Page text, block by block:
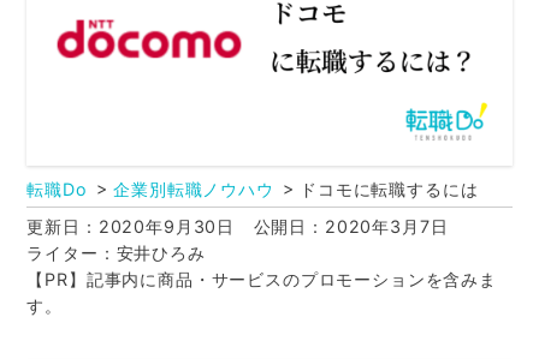
転職Do 企業別転職ノウハウ
ドコモに転職するには
更新日：2020年9月30日
公開日：2020年3月7日
ライター：安井ひろみ
【PR】記事内に商品・サービスのプロモーションを含みま
す。